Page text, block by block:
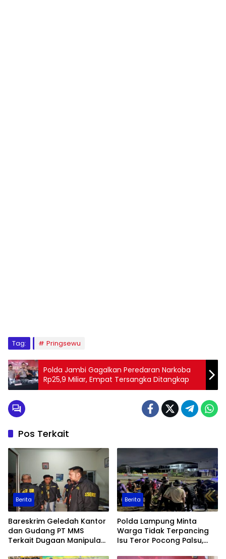
Tag: Pringsewu
Polda Jambi Gagalkan Peredaran Narkoba
Rp25,9 Miliar, Empat Tersangka Ditangkap
Pos Terkait
Berita
Bareskrim Geledah Kantor
dan Gudang PT MMS
Terkait Dugaan Manipulasi
Berita
Polda Lampung Minta
Warga Tidak Terpancing
Isu Teror Pocong Palsu,